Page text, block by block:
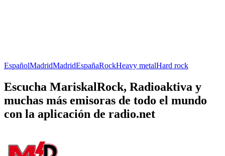
EspañolMadridMadridEspañaRockHeavy metalHard rock
Escucha MariskalRock, Radioaktiva y
muchas más emisoras de todo el mundo
con la aplicación de radio.net